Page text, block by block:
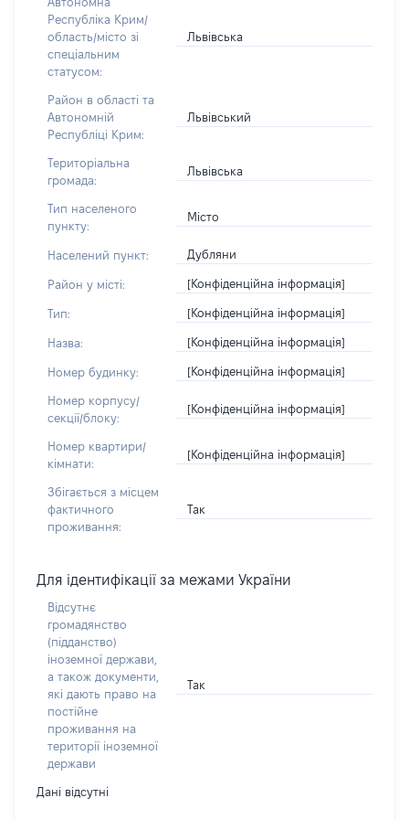
Республіка Крим/
область/місто зі
спеціальним
статусом:
Львівська
Район в області та
Автономній
Республіці Крим:
Львівський
Територіальна
громада:
Львівська
Тип населеного
пункту:
Місто
Населений пункт: Дубляни
Район у місті: [Конфіденційна інформація]
Тип: [Конфіденційна інформація]
Назва: [Конфіденційна інформація]
Номер будинку: [Конфіденційна інформація]
Номер корпусу/
секції/блоку:
[Конфіденційна інформація]
Номер квартири/
кімнати:
[Конфіденційна інформація]
Збігається з місцем
фактичного
проживання:
Так
Для ідентифікації за межами України
Відсутнє
громадянство
(підданство)
іноземної держави,
а також документи,
які дають право на
постійне
проживання на
території іноземної
держави
Так
Дані відсутні